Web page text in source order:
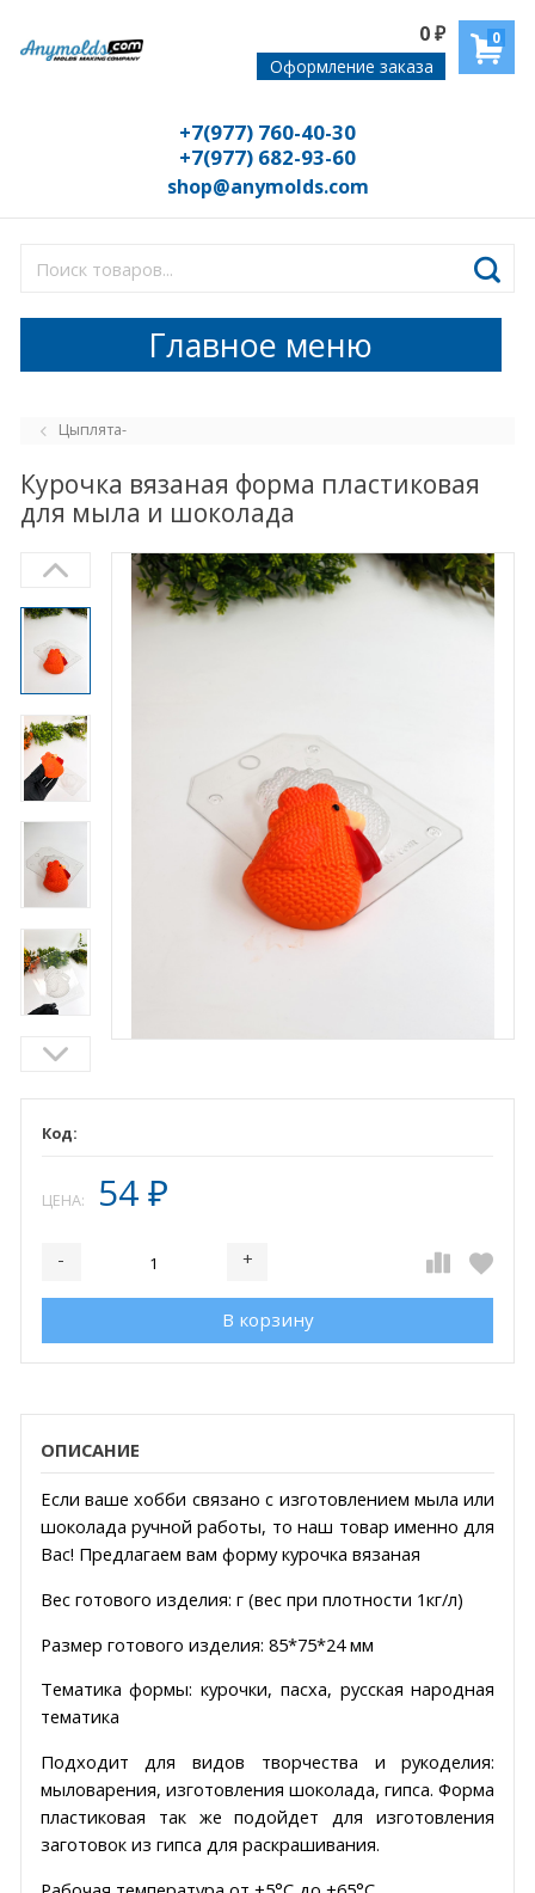
0
0₽
Оформление заказа
+7(977) 760-40-30
+7(977) 682-93-60
shop@anymolds.com
Главное меню
Цыплята-
Курочка вязаная форма пластиковая
для мыла и шоколада
ЦЕНА: 54 ₽
- +
Добавляется...
В корзину
Добавлен
ОПИСАНИЕ
Если ваше хобби связано с изготовлением мыла или
шоколада ручной работы, то наш товар именно для
Вас! Предлагаем вам форму курочка вязаная
Вес готового изделия: г (вес при плотности 1кг/л)
Размер готового изделия: 85*75*24 мм
Тематика формы: курочки, пасха, русская народная
тематика
Подходит для видов творчества и рукоделия:
мыловарения, изготовления шоколада, гипса. Форма
пластиковая так же подойдет для изготовления
заготовок из гипса для раскрашивания.